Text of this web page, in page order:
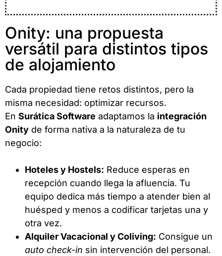
Onity: una propuesta
versátil para distintos tipos
de alojamiento
Cada propiedad tiene retos distintos, pero la
misma necesidad: optimizar recursos.
En Surática Software adaptamos la integración
Onity de forma nativa a la naturaleza de tu
negocio:
Hoteles y Hostels: Reduce esperas en
recepción cuando llega la afluencia. Tu
equipo dedica más tiempo a atender bien al
huésped y menos a codificar tarjetas una y
otra vez.
Alquiler Vacacional y Coliving: Consigue un
auto check-in sin intervención del personal.